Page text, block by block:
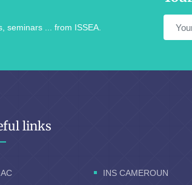
seminars ... from ISSEA.
links
INS CAMEROUN